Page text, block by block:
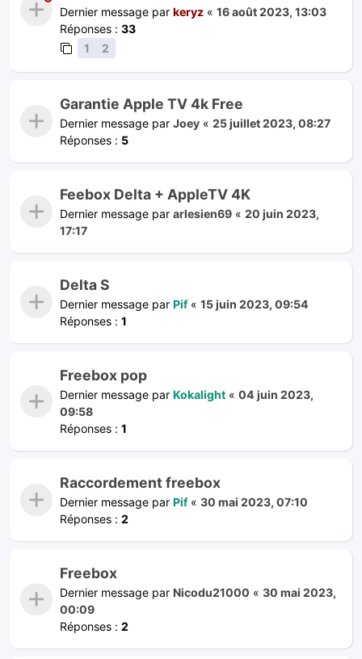
Dernier message par keryz « 16 août 2023, 13:03
Réponses : 33
1
2
Garantie Apple TV 4k Free
Dernier message par Joey « 25 juillet 2023, 08:27
Réponses : 5
Feebox Delta + AppleTV 4K
Dernier message par arlesien69 « 20 juin 2023,
17:17
Delta S
Dernier message par Pif« 15 juin 2023, 09:54
Réponses : 1
Freebox pop
Dernier message par Kokalight « 04 juin 2023,
09:58
Réponses : 1
Raccordement freebox
Dernier message par Pif« 30 mai 2023, 07:10
Réponses : 2
Freebox
Dernier message par Nicodu21000 « 30 mai 2023,
00:09
Réponses : 2